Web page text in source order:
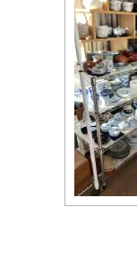
マイメディア検索